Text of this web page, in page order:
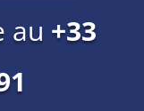
au +33